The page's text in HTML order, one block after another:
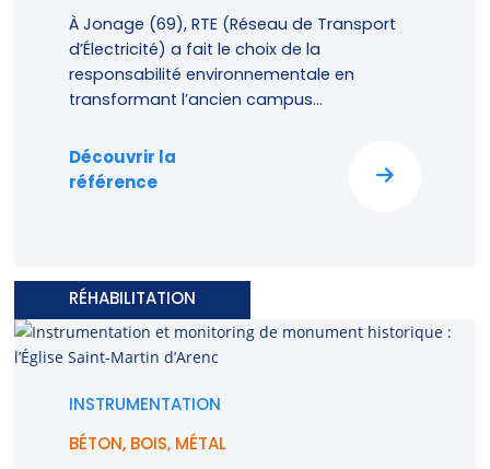
À Jonage (69), RTE (Réseau de Transport
d’Électricité) a fait le choix de la
responsabilité environnementale en
transformant l’ancien campus...
Découvrir la
référence
RÉHABILITATION
INSTRUMENTATION
BÉTON, BOIS, MÉTAL